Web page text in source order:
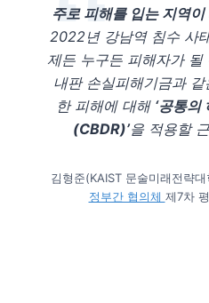
주로 피해를 입는 지역이
2022년 강남역 침수 사
제든 누구든 피해자가
내판 손실피해기금과
한 피해에 대해 ‘공통의
(CBDR)’을 적용할
김형준(KAIST 문술미래전략
정부간 협의체 제7차